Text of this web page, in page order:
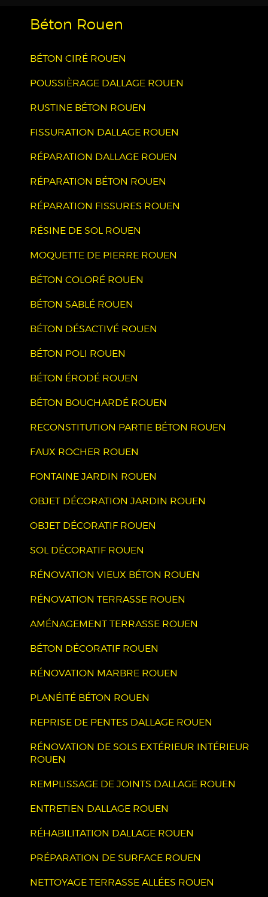
Béton Rouen
BÉTON CIRÉ ROUEN
POUSSIÈRAGE DALLAGE ROUEN
RUSTINE BÉTON ROUEN
FISSURATION DALLAGE ROUEN
RÉPARATION DALLAGE ROUEN
RÉPARATION BÉTON ROUEN
RÉPARATION FISSURES ROUEN
RÉSINE DE SOL ROUEN
MOQUETTE DE PIERRE ROUEN
BÉTON COLORÉ ROUEN
BÉTON SABLÉ ROUEN
BÉTON DÉSACTIVÉ ROUEN
BÉTON POLI ROUEN
BÉTON ÉRODÉ ROUEN
BÉTON BOUCHARDÉ ROUEN
RECONSTITUTION PARTIE BÉTON ROUEN
FAUX ROCHER ROUEN
FONTAINE JARDIN ROUEN
OBJET DÉCORATION JARDIN ROUEN
OBJET DÉCORATIF ROUEN
SOL DÉCORATIF ROUEN
RÉNOVATION VIEUX BÉTON ROUEN
RÉNOVATION TERRASSE ROUEN
AMÉNAGEMENT TERRASSE ROUEN
BÉTON DÉCORATIF ROUEN
RÉNOVATION MARBRE ROUEN
PLANÉITÉ BÉTON ROUEN
REPRISE DE PENTES DALLAGE ROUEN
RÉNOVATION DE SOLS EXTÉRIEUR INTÉRIEUR
ROUEN
REMPLISSAGE DE JOINTS DALLAGE ROUEN
ENTRETIEN DALLAGE ROUEN
RÉHABILITATION DALLAGE ROUEN
PRÉPARATION DE SURFACE ROUEN
NETTOYAGE TERRASSE ALLÉES ROUEN